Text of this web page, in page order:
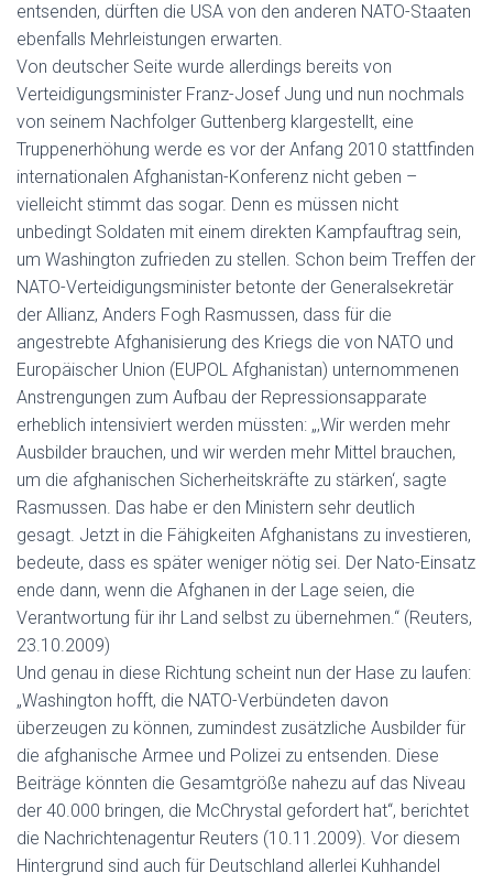
entsenden, dürften die USA von den anderen NATO-Staaten
ebenfalls Mehrleistungen erwarten.
Von deutscher Seite wurde allerdings bereits von
Verteidigungsminister Franz-Josef Jung und nun nochmals
von seinem Nachfolger Guttenberg klargestellt, eine
Truppenerhöhung werde es vor der Anfang 2010 stattfinden
internationalen Afghanistan-Konferenz nicht geben –
vielleicht stimmt das sogar. Denn es müssen nicht
unbedingt Soldaten mit einem direkten Kampfauftrag sein,
um Washington zufrieden zu stellen. Schon beim Treffen der
NATO-Verteidigungsminister betonte der Generalsekretär
der Allianz, Anders Fogh Rasmussen, dass für die
angestrebte Afghanisierung des Kriegs die von NATO und
Europäischer Union (EUPOL Afghanistan) unternommenen
Anstrengungen zum Aufbau der Repressionsapparate
erheblich intensiviert werden müssten: „‚Wir werden mehr
Ausbilder brauchen, und wir werden mehr Mittel brauchen,
um die afghanischen Sicherheitskräfte zu stärken‘, sagte
Rasmussen. Das habe er den Ministern sehr deutlich
gesagt. Jetzt in die Fähigkeiten Afghanistans zu investieren,
bedeute, dass es später weniger nötig sei. Der Nato-Einsatz
ende dann, wenn die Afghanen in der Lage seien, die
Verantwortung für ihr Land selbst zu übernehmen.“ (Reuters,
23.10.2009)
Und genau in diese Richtung scheint nun der Hase zu laufen:
„Washington hofft, die NATO-Verbündeten davon
überzeugen zu können, zumindest zusätzliche Ausbilder für
die afghanische Armee und Polizei zu entsenden. Diese
Beiträge könnten die Gesamtgröße nahezu auf das Niveau
der 40.000 bringen, die McChrystal gefordert hat“, berichtet
die Nachrichtenagentur Reuters (10.11.2009). Vor diesem
Hintergrund sind auch für Deutschland allerlei Kuhhandel